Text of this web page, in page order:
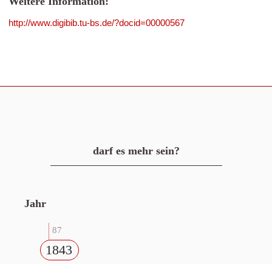
http://www.digibib.tu-bs.de/?docid=00000567
darf es mehr sein?
Jahr
87
1843